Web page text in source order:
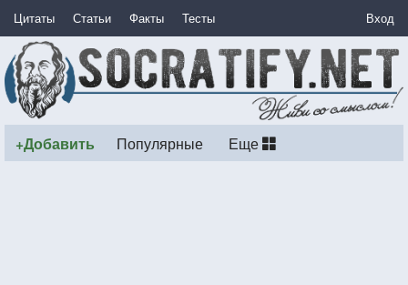
Цитаты Статьи Факты Тесты Вход
+Добавить Популярные Еще